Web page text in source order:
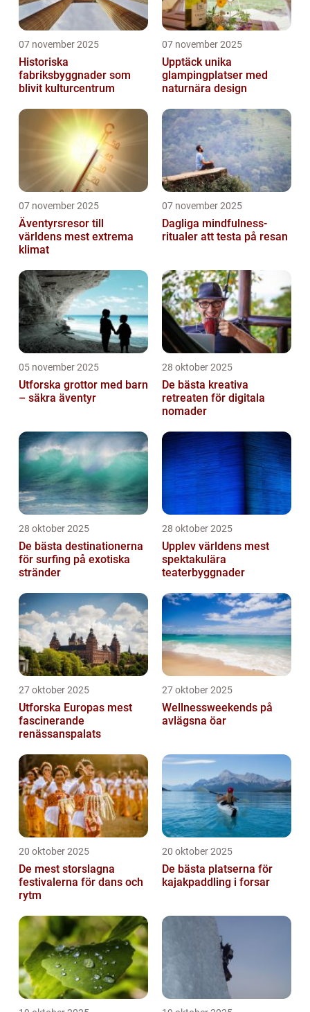
07 november 2025
Historiska
fabriksbyggnader som
blivit kulturcentrum
07 november 2025
Upptäck unika
glampingplatser med
naturnära design
07 november 2025
Äventyrsresor till
världens mest extrema
klimat
07 november 2025
Dagliga mindfulness-
ritualer att testa på resan
05 november 2025
Utforska grottor med barn
– säkra äventyr
28 oktober 2025
De bästa kreativa
retreaten för digitala
nomader
28 oktober 2025
De bästa destinationerna
för surfing på exotiska
stränder
28 oktober 2025
Upplev världens mest
spektakulära
teaterbyggnader
27 oktober 2025
Utforska Europas mest
fascinerande
renässanspalats
27 oktober 2025
Wellnessweekends på
avlägsna öar
20 oktober 2025
De mest storslagna
festivalerna för dans och
rytm
20 oktober 2025
De bästa platserna för
kajakpaddling i forsar